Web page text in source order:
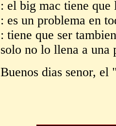
: el big mac tiene
: es un problema en
: tiene que ser
solo no lo llena a una
Buenos dias senor,